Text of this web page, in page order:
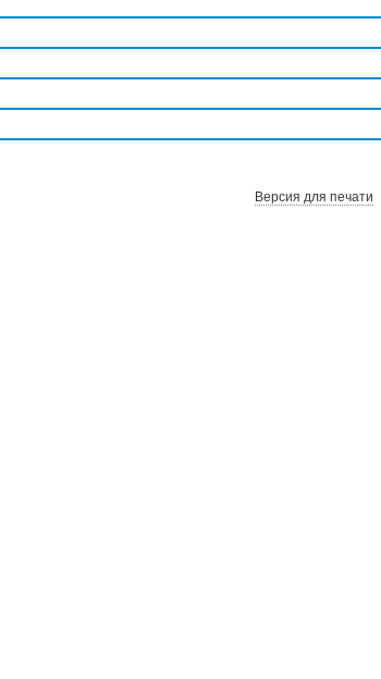
Версия для печати